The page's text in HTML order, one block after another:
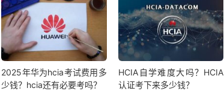
2025年华为hcia考试费用多
少钱？hcia还有必要考吗？
HCIA自学难度大吗？HCIA
认证考下来多少钱？